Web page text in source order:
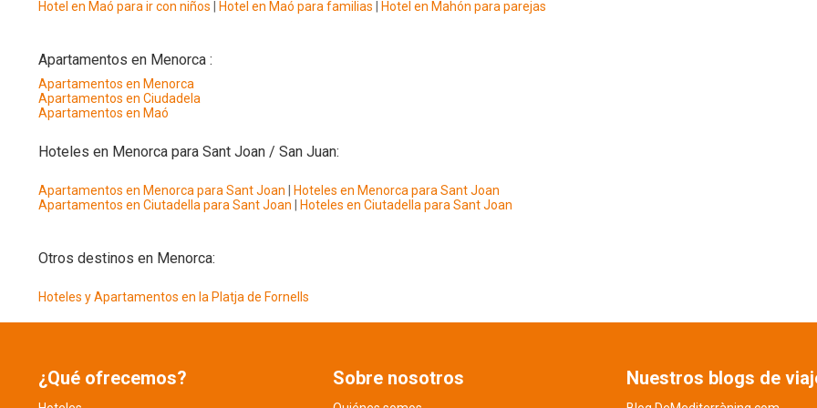
Hotel en Maó para ir con niños
Hotel en Maó para familias Hotel en Mahón para parejas
Apartamentos en Menorca :
Apartamentos en Menorca
Apartamentos en Ciudadela
Apartamentos en Maó
Hoteles en Menorca para Sant Joan / San Juan:
Apartamentos en Menorca para Sant Joan
Hoteles en Menorca para Sant Joan
Apartamentos en Ciutadella para Sant Joan
Hoteles en Ciutadella para Sant Joan
Otros destinos en Menorca:
Hoteles y Apartamentos en la Platja de Fornells
¿Qué ofrecemos? Sobre nosotros Nuestros blogs de